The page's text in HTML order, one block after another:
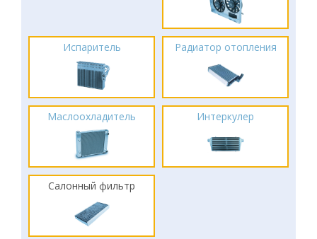
Испаритель Радиатор отопления
Маслоохладитель Интеркулер
Салонный фильтр